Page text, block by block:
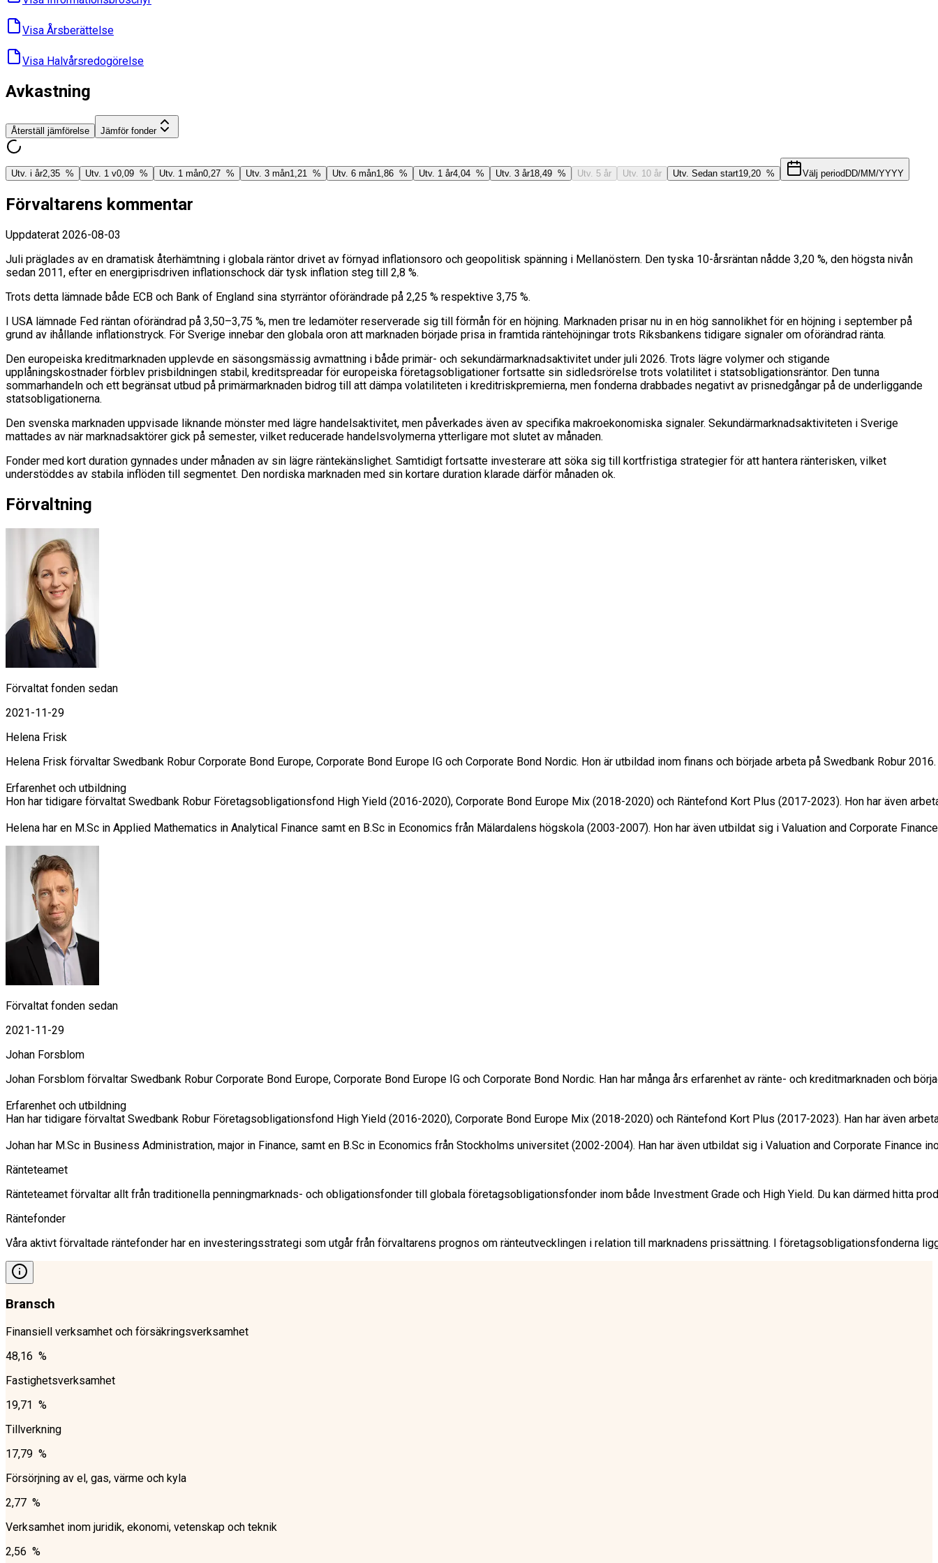
Visa Års­berättelse
Visa Halvårs­redogörelse
Avkastning
Återställ jämförelse Jämför fonder
Utv. i år2,35 % Utv. 1 v0,09 % Utv. 1 mån0,27 % Utv. 3 mån1,21 % Utv. 6 mån1,86 % Utv. 1 år4,04 % Utv. 3 år18,49 % Utv. 5 år Utv. 10 år Utv. Sedan start19,20 % Välj period DD/MM/YYYY
Förvaltarens kommentar
Uppdaterat 2026-08-03
Juli präglades av en dramatisk återhämtning i globala räntor drivet av förnyad inflationsoro och geopolitisk spänning i Mellanöstern. Den tyska 10-årsräntan nådde 3,20 %, den högsta nivån
sedan 2011, efter en energiprisdriven inflationschock där tysk inflation steg till 2,8 %.
Trots detta lämnade både ECB och Bank of England sina styrräntor oförändrade på 2,25 % respektive 3,75 %.
I USA lämnade Fed räntan oförändrad på 3,50–3,75 %, men tre ledamöter reserverade sig till förmån för en höjning. Marknaden prisar nu in en hög sannolikhet för en höjning i september på
grund av ihållande inflationstryck. För Sverige innebar den globala oron att marknaden började prisa in framtida räntehöjningar trots Riksbankens tidigare signaler om oförändrad ränta.
Den europeiska kreditmarknaden upplevde en säsongsmässig avmattning i både primär- och sekundärmarknadsaktivitet under juli 2026. Trots lägre volymer och stigande
upplåningskostnader förblev prisbildningen stabil, kreditspreadar för europeiska företagsobligationer fortsatte sin sidledsrörelse trots volatilitet i statsobligationsräntor. Den tunna
sommarhandeln och ett begränsat utbud på primärmarknaden bidrog till att dämpa volatiliteten i kreditriskpremierna, men fonderna drabbades negativt av prisnedgångar på de underliggande
statsobligationerna.
Den svenska marknaden uppvisade liknande mönster med lägre handelsaktivitet, men påverkades även av specifika makroekonomiska signaler. Sekundärmarknadsaktiviteten i Sverige
mattades av när marknadsaktörer gick på semester, vilket reducerade handelsvolymerna ytterligare mot slutet av månaden.
Fonder med kort duration gynnades under månaden av sin lägre räntekänslighet. Samtidigt fortsatte investerare att söka sig till kortfristiga strategier för att hantera ränterisken, vilket
understöddes av stabila inflöden till segmentet. Den nordiska marknaden med sin kortare duration klarade därför månaden ok.
Förvaltning
Förvaltat fonden sedan
2021-11-29
Helena Frisk
Helena Frisk förvaltar Swedbank Robur Corporate Bond Europe, Corporate Bond Europe IG och Corporate Bond Nordic. Hon är utbildad inom finans och började arbeta på Swedbank Robur 2016.
Erfarenhet och utbildning
Hon har tidigare förvaltat Swedbank Robur Företagsobligationsfond High Yield (2016-2020), Corporate Bond Europe Mix (2018-2020) och Räntefond Kort Plus (2017-2023). Hon har även
Förvaltat fonden sedan
2021-11-29
Johan Forsblom
Johan Forsblom förvaltar Swedbank Robur Corporate Bond Europe, Corporate Bond Europe IG och Corporate Bond Nordic. Han har många års erfarenhet av ränte- och kreditmarknaden och
Erfarenhet och utbildning
Han har tidigare förvaltat Swedbank Robur Företagsobligationsfond High Yield (2016-2020), Corporate Bond Europe Mix (2018-2020) och Räntefond Kort Plus (2017-2023). Han har även
Johan har M.Sc in Business Administration, major in Finance, samt en B.Sc in Economics från Stockholms universitet (2002-2004). Han har även utbildat sig i Valuation and Corporate Finance
Ränteteamet
Ränteteamet förvaltar allt från traditionella penningmarknads- och obligationsfonder till globala företagsobligationsfonder inom både Investment Grade och High Yield. Du kan därmed hitta
Räntefonder
Våra aktivt förvaltade räntefonder har en investeringsstrategi som utgår från förvaltarens prognos om ränteutvecklingen i relation till marknadens prissättning. I
Bransch
Finansiell verksamhet och försäkringsverksamhet
48,16 %
Fastighetsverksamhet
19,71 %
Tillverkning
17,79 %
Försörjning av el, gas, värme och kyla
2,77 %
Verksamhet inom juridik, ekonomi, vetenskap och teknik
2,56 %